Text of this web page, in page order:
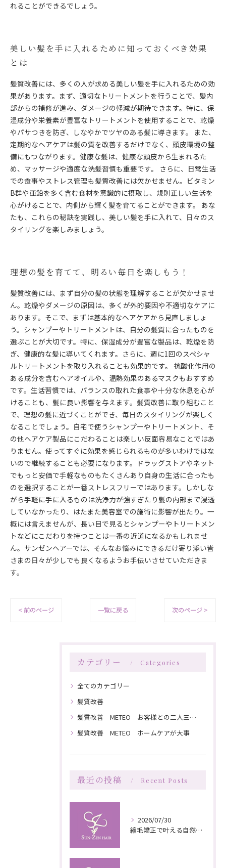
れることができるでしょう。
美しい髪を手に入れるために知っておくべき効果
とは
髪質改善には、多くの人が求める美しい髪を手に入れるための効
果があります。まず、適切なトリートメントを行うことで、髪内
部からの補修が進み、ダメージの軽減が期待できます。特に、保
湿成分や栄養素が豊富なトリートメントを使用することで、乾燥
やパサつきを防ぎ、しなやかでツヤのある髪に導きます。 また、
定期的なヘアケアは髪の質を改善するだけでなく、頭皮環境の整
備にもつながります。健康な髪は、健康な頭皮から生まれるた
め、マッサージや適度な洗髪習慣も重要です。 さらに、日常生活
での食事やストレス管理も髪質改善には欠かせません。ビタミン
B群や亜鉛を多く含む食材を意識的に摂取し、規則正しい生活を
心がけることで、内側から輝く髪を育てることができます。 あな
たも、これらの秘訣を実践し、美しい髪を手に入れて、日々のス
タイリングを楽しみましょう。
理想の髪を育てて、明るい毎日を楽しもう！
髪質改善には、まず自分の髪の状態を理解することが欠かせませ
ん。乾燥やダメージの原因は、多くが外的要因や不適切なケアに
あります。そこで、まずは基本的なヘアケアから見直しましょ
う。シャンプーやトリートメントは、自分の髪質に合ったものを
選ぶことが大切です。特に、保湿成分が豊富な製品は、乾燥を防
ぎ、健康的な髪に導いてくれます。さらに、週に1回のスペシャ
ルトリートメントを取り入れることも効果的です。 抗酸化作用の
ある成分を含むヘアオイルや、温熱効果のあるマスクもおすすめ
です。生活習慣では、バランスの取れた食事や十分な休息を心が
けることも、髪に良い影響を与えます。髪質改善に取り組むこと
で、理想の髪に近づくことができ、毎日のスタイリングが楽しく
なることでしょう。自宅で使うシャンプーやトリートメント、そ
の他ヘアケア製品にこだわることは楽しい反面容易なことではあ
りません。使ってすぐに効果を感じられるものが多いわけではな
いので継続することも必要になります。ドラッグストアやネット
でもっと安価で手軽なものもたくさんあり自身の生活に合ったも
のを選択することが一番ストレスフリーではあります。しかしな
がら手軽に手に入るものは洗浄力が強すぎたり髪の内部まで浸透
していなかったり、はたまた美容室での施術に影響が出たり。一
概には言えませんが、長い目で見るとシャンプーやトリートメン
トなどにこだわりを持つことは一番の近道になるかもしれませ
ん。サンゼンヘアーでは、そんなお悩みにできるだけ寄り添い皆
さまの日々が少しでも良くなるようお手伝いさせていただきま
す。
< 前のページ 一覧に戻る 次のページ >
カテゴリー Categories
全てのカテゴリー
髪質改善
髪質改善 METEO お客様との二人三脚で髪を綺麗にしていく
髪質改善 METEO ホームケアが大事
最近の投稿 Recent Posts
2026/07/30
縮毛矯正で叶える自然な艶としなやかさの秘訣